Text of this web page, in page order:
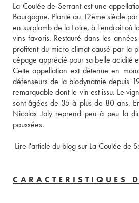
La Coulée de Serrant est une
Bourgogne. Planté au 12ème siècle
en surplomb de la Loire, à l'endroit où
vins favoris. Restauré dans les
profitent du micro-climat causé par la
cépage apprécié pour sa belle acidité
Cette appellation est détenue en
défenseurs de la biodynamie depuis
remarquable dont le vin est issu. Le
sont âgées de 35 à plus de 80 ans.
Nicolas Joly reprend peu à peu la
poussées.
Lire l'article du blog sur La Coulée de
CARACTERISTIQUES